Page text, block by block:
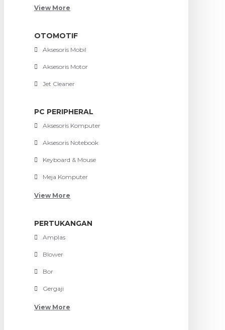
View More
OTOMOTIF
Aksesoris Mobil
Aksesoris Motor
Jet Cleaner
PC PERIPHERAL
Aksesoris Komputer
Aksesoris Notebook
Keyboard & Mouse
Meja Komputer
View More
PERTUKANGAN
Amplas
Blower
Bor
Gergaji
View More